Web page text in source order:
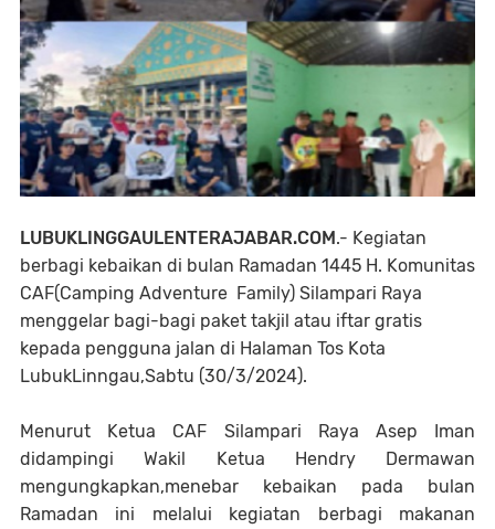
LUBUKLINGGAULENTERAJABAR.COM.- Kegiatan
berbagi kebaikan di bulan Ramadan 1445 H. Komunitas
CAF(Camping Adventure Family) Silampari Raya
menggelar bagi-bagi paket takjil atau iftar gratis
kepada pengguna jalan di Halaman Tos Kota
LubukLinngau,Sabtu (30/3/2024).
Menurut Ketua CAF Silampari Raya Asep Iman
didampingi Wakil Ketua Hendry Dermawan
mengungkapkan,menebar kebaikan pada bulan
Ramadan ini melalui kegiatan berbagi makanan